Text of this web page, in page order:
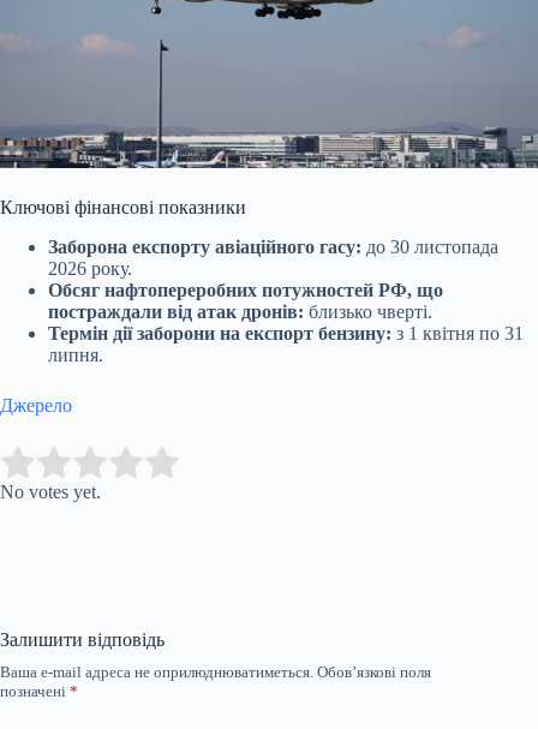
Ключові фінансові показники
Заборона експорту авіаційного гасу: до 30 листопада
2026 року.
Обсяг нафтопереробних потужностей РФ, що
постраждали від атак дронів: близько чверті.
Термін дії заборони на експорт бензину: з 1 квітня по 31
липня.
Джерело
Rate this item:
No votes yet.
Залишити відповідь
Ваша e-mail адреса не оприлюднюватиметься. Обов’язкові поля
позначені *